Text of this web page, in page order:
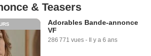
& Teasers
Adorables Bande-annonce
VF
286 771 vues - Il y a 6 ans